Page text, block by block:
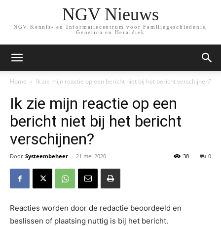
NGV Nieuws
NGV Kennis- en Informatiecentrum voor Familiegeschiedenis,
Genetica en Heraldiek
Home Ik zie mijn reactie op een bericht niet bij het bericht verschijnen?
Ik zie mijn reactie op een
bericht niet bij het bericht
verschijnen?
Door Systeembeheer - 21 mei 2020 0
38
Reacties worden door de redactie beoordeeld en
beslissen of plaatsing nuttig is bij het bericht.